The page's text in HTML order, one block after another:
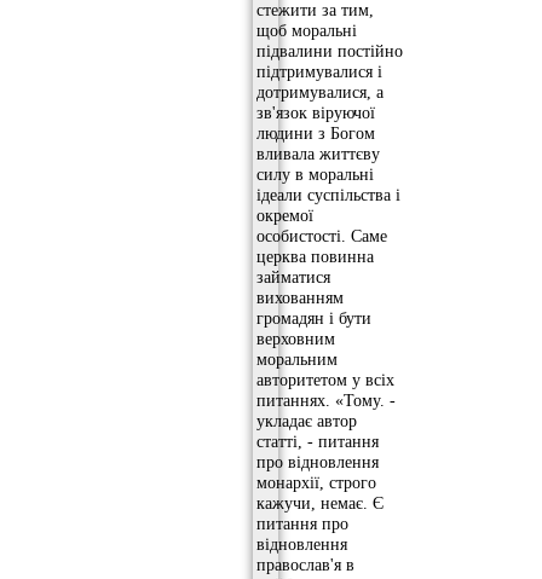
стежити за тим,
щоб моральні
підвалини постійно
підтримувалися і
дотримувалися, а
зв'язок віруючої
людини з Богом
вливала життєву
силу в моральні
ідеали суспільства і
окремої
особистості. Саме
церква повинна
займатися
вихованням
громадян і бути
верховним
моральним
авторитетом у всіх
питаннях. «Тому. -
укладає автор
статті, - питання
про відновлення
монархії, строго
кажучи, немає. Є
питання про
відновлення
православ'я в